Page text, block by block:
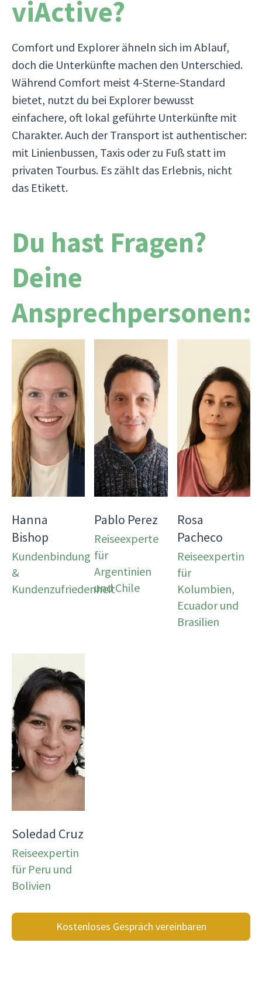
viActive?
Comfort und Explorer ähneln sich im Ablauf,
doch die Unterkünfte machen den Unterschied.
Während Comfort meist 4-Sterne-Standard
bietet, nutzt du bei Explorer bewusst
einfachere, oft lokal geführte Unterkünfte mit
Charakter. Auch der Transport ist authentischer:
mit Linienbussen, Taxis oder zu Fuß statt im
privaten Tourbus. Es zählt das Erlebnis, nicht
das Etikett.
Du hast Fragen?
Deine
Ansprechpersonen:
Hanna
Bishop
Kundenbindung
&
Kundenzufriedenheit
Pablo Perez
Reiseexperte
für
Argentinien
und Chile
Rosa
Pacheco
Reiseexpertin
für
Kolumbien,
Ecuador und
Brasilien
Soledad Cruz
Reiseexpertin
für Peru und
Bolivien
Kostenloses Gespräch vereinbaren